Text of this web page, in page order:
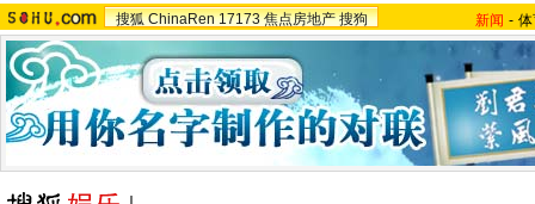
搜狐 ChinaRen 17173 焦点房地产 搜狗 新闻 -